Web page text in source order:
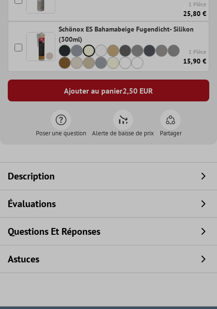
1 Pièce
25,80 €
Schönox ES Bahamabeige Fugendicht- Silikon
(300ml)
1 Pièce
15,90 €
Ajouter au panier2,50 EUR
Poser une question Alerte de baisse de prix Partager
Description
Évaluations
Questions Et Réponses
Astuces